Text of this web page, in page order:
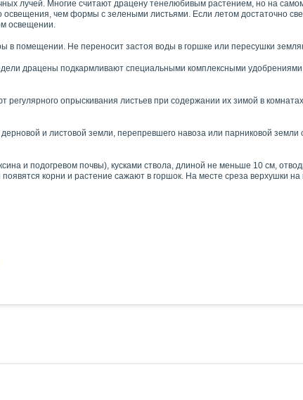
лучей. Многие считают драцену тенелюбивым растением, но на
чем формы с зелеными листьями. Если летом достаточно
освещении.
в помещении. Не переносит застоя воды в горшке или пересушки
драцены подкармливают специальными комплексными
регулярного опрыскивания листьев при содержании их зимой в
и листовой земли, перепревшего навоза или парниковой
и подогревом почвы), кусками ствола, длиной не меньше 10 см,
появятся корни и растение сажают в горшок. На месте среза верхушки